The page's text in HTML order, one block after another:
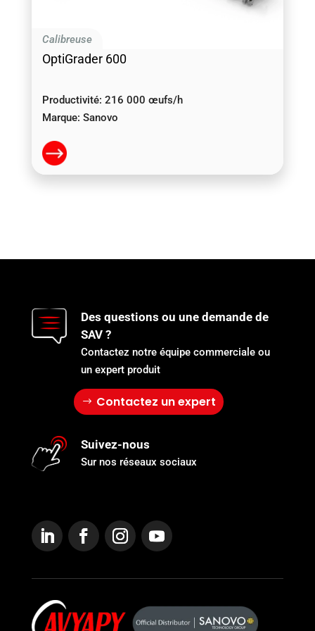
Calibreuse
OptiGrader 600
Productivité: 216 000 œufs/h
Marque: Sanovo
Des questions ou une demande de
SAV ?
Contactez notre équipe commerciale ou
un expert produit
Contactez un expert
Suivez-nous
Sur nos réseaux sociaux